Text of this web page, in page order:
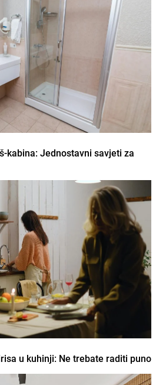
kabina: Jednostavni savjeti za
u kuhinji: Ne trebate raditi puno